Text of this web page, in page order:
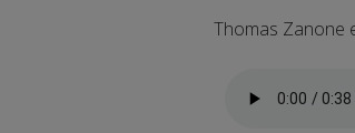
Thomas Zanone